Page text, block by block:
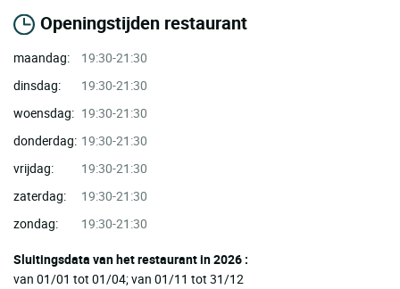
Openingstijden restaurant
maandag:
19:30-21:30
dinsdag:
19:30-21:30
woensdag: 19:30-21:30
donderdag: 19:30-21:30
vrijdag:
19:30-21:30
zaterdag:
19:30-21:30
zondag:
19:30-21:30
Sluitingsdata van het restaurant in 2026 :
van 01/01 tot 01/04; van 01/11 tot 31/12